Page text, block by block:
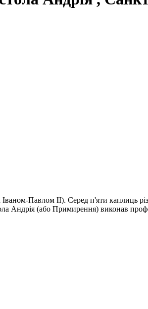
Павлом ІІ). Серед п'яти каплиць
Андрія (або Примирення) виконав